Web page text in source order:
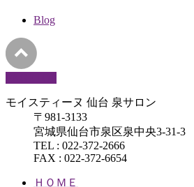
Blog
モイスティーヌ 仙台 泉サロン
〒981-3133
宮城県仙台市泉区泉中央3-31-3
TEL : 022-372-2666
FAX : 022-372-6654
ＨＯＭＥ